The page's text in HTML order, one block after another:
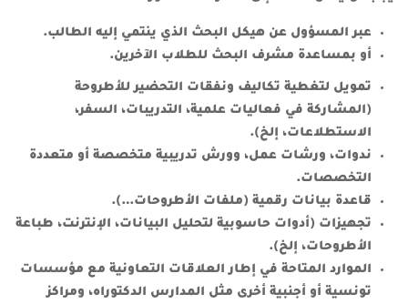
عبر المسؤول عن هيكل البحث الذي ينتمي إليه الطالب.
أو بمساعدة مشرف البحث للطلاب الآخرين.
تمويل لتغطية تكاليف ونفقات التحضيرللأطروحة
(المشاركة في فعاليات علمية، التدريبات، السفر،
الاستطلاعات، إلخ).
ندوات، ورشات عمل، وورش تدريبية متخصصة أو متعددة
التخصصات.
قاعدة بيانات رقمية (ملفات الأطروحات…).
تجهيزات (أدوات حاسوبية لتحليل البيانات، الإنترنت، طباعة
الأطروحات، إلخ).
الموارد المتاحة في إطار العلاقات التعاونية مع مؤسسات
تونسية أو أجنبية أخرى مثل المدارس الدكتوراه، ومراكز